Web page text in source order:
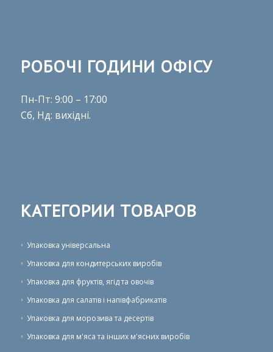
РОБОЧІ ГОДИНИ ОФІСУ
Пн-Пт: 9:00 – 17:00
Сб, Нд: вихідні.
КАТЕГОРИИ ТОВАРОВ
Упаковка універсальна
Упаковка для кондитерських виробів
Упаковка для фруктів, ягід та овочів
Упаковка для салатів і напівфабрикатів
Упаковка для морозива та десертів
Упаковка для м'яса та інших м'ясних виробів